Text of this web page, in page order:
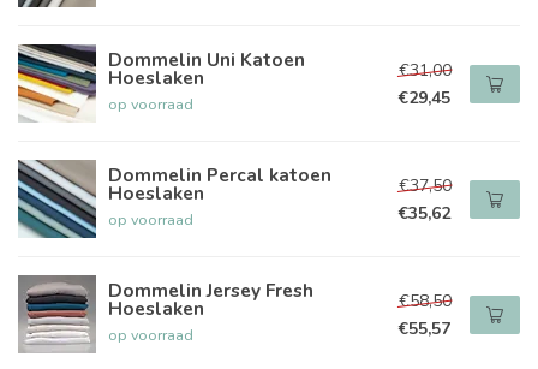
Dommelin Uni Katoen
Hoeslaken
op voorraad
€31,00
€29,45
Dommelin Percal katoen
Hoeslaken
op voorraad
€37,50
€35,62
Dommelin Jersey Fresh
Hoeslaken
op voorraad
€58,50
€55,57